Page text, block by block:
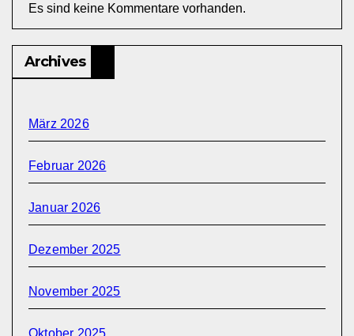
Es sind keine Kommentare vorhanden.
Archives
März 2026
Februar 2026
Januar 2026
Dezember 2025
November 2025
Oktober 2025